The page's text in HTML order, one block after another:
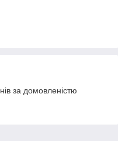
за домовленістю